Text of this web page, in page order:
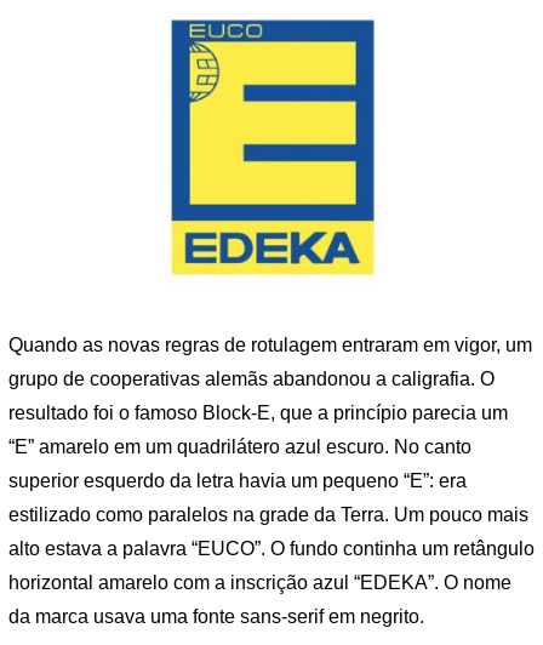
Quando as novas regras de rotulagem entraram em vigor, um
grupo de cooperativas alemãs abandonou a caligrafia. O
resultado foi o famoso Block-E, que a princípio parecia um
“E” amarelo em um quadrilátero azul escuro. No canto
superior esquerdo da letra havia um pequeno “E”: era
estilizado como paralelos na grade da Terra. Um pouco mais
alto estava a palavra “EUCO”. O fundo continha um retângulo
horizontal amarelo com a inscrição azul “EDEKA”. O nome
da marca usava uma fonte sans-serif em negrito.